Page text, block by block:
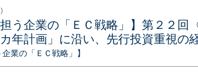
担う企業の「ＥＣ戦略」】第２２
カ年計画」に沿い、先行投資重視の
企業の「ＥＣ戦略」】